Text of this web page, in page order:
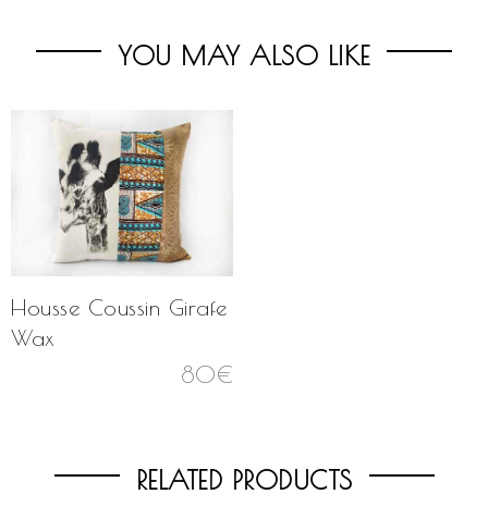
YOU MAY ALSO LIKE
Housse Coussin Girafe
Wax
80€
RELATED PRODUCTS